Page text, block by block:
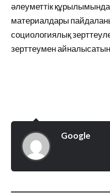
әлеуметтік
материалдары
социологиялық
зерттеумен
Google